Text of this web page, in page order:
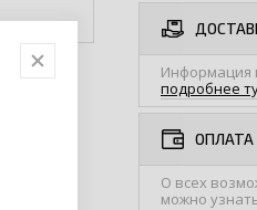
Информация
подробнее
ОПЛАТА
О всех
можно